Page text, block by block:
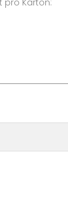
7